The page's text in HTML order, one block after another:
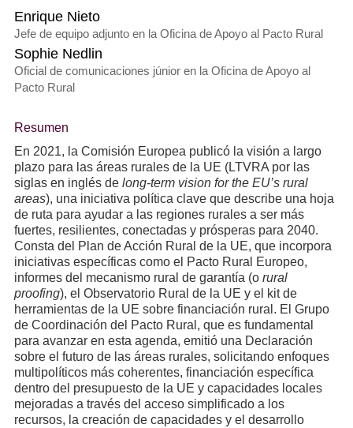
Enrique Nieto
Jefe de equipo adjunto en la Oficina de Apoyo al Pacto Rural
Sophie Nedlin
Oficial de comunicaciones júnior en la Oficina de Apoyo al
Pacto Rural
Resumen
En 2021, la Comisión Europea publicó la visión a largo
plazo para las áreas rurales de la UE (LTVRA por las
siglas en inglés de long-term vision for the EU’s rural
areas), una iniciativa política clave que describe una hoja
de ruta para ayudar a las regiones rurales a ser más
fuertes, resilientes, conectadas y prósperas para 2040.
Consta del Plan de Acción Rural de la UE, que incorpora
iniciativas específicas como el Pacto Rural Europeo,
informes del mecanismo rural de garantía (o rural
proofing), el Observatorio Rural de la UE y el kit de
herramientas de la UE sobre financiación rural. El Grupo
de Coordinación del Pacto Rural, que es fundamental
para avanzar en esta agenda, emitió una Declaración
sobre el futuro de las áreas rurales, solicitando enfoques
multipolíticos más coherentes, financiación específica
dentro del presupuesto de la UE y capacidades locales
mejoradas a través del acceso simplificado a los
recursos, la creación de capacidades y el desarrollo